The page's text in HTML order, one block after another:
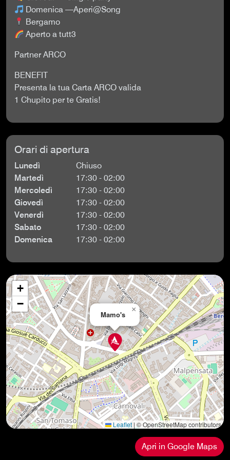
Domenica —Aperi@Song
Bergamo
Aperto a tutt3
Partner ARCO
BENEFIT
Presenta la tua Carta ARCO valida
1 Chupito per te Gratis!
Orari di apertura
Lunedì
Chiuso
Martedì
17:30 - 02:00
Mercoledì
17:30 - 02:00
Giovedì
17:30 - 02:00
Venerdì
17:30 - 02:00
Sabato
17:30 - 02:00
Domenica
17:30 - 02:00
Mamo's
×
+
−
Leaflet | © OpenStreetMap contributors
Apri in Google Maps